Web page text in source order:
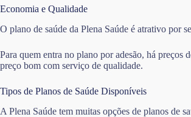
Economia e Qualidade
O plano de saúde da Plena Saúde é atrativo por
Para quem entra no plano por adesão, há preços
preço bom com serviço de qualidade.
Tipos de Planos de Saúde Disponíveis
A Plena Saúde tem muitas opções de planos de